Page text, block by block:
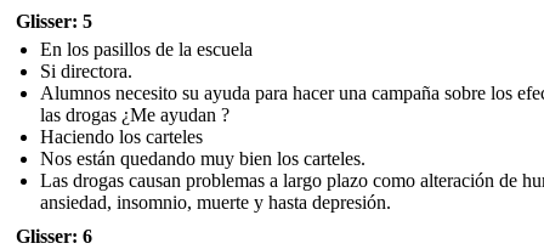
Glisser: 5
En los pasillos de la escuela
Si directora.
Alumnos necesito su ayuda para hacer una campaña sobre los
las drogas ¿Me ayudan ?
Haciendo los carteles
Nos están quedando muy bien los carteles.
Las drogas causan problemas a largo plazo como alteración de
ansiedad, insomnio, muerte y hasta depresión.
Glisser: 6